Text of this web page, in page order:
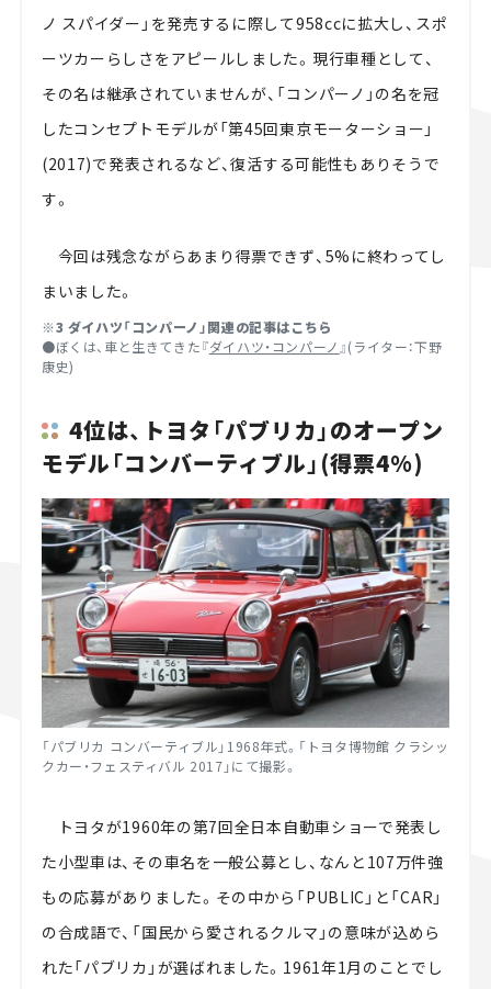
ノ スパイダー」を発売するに際して958ccに拡大し、スポ
ーツカーらしさをアピールしました。現行車種として、
その名は継承されていませんが、「コンパーノ」の名を冠
したコンセプトモデルが「第45回東京モーターショー」
(2017)で発表されるなど、復活する可能性もありそうで
す。
今回は残念ながらあまり得票できず、5%に終わってし
まいました。
※3 ダイハツ「コンパーノ」関連の記事はこちら
●ぼくは、車と生きてきた『ダイハツ・コンパーノ 』(ライター：下野
康史)
4位は、トヨタ「パブリカ」のオープン
モデル「コンバーティブル」(得票4%)
「パブリカ コンバーティブル」1968年式。「トヨタ博物館 クラシッ
クカー・フェスティバル 2017」にて撮影。
トヨタが1960年の第7回全日本自動車ショーで発表し
た小型車は、その車名を一般公募とし、なんと107万件強
もの応募がありました。その中から「PUBLIC」と「CAR」
の合成語で、「国民から愛されるクルマ」の意味が込めら
れた「パブリカ」が選ばれました。1961年1月のことでし